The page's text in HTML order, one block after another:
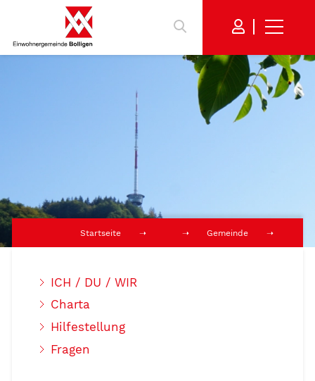
Startseite Gemeinde
ICH / DU / WIR
Charta
Hilfestellung
Fragen